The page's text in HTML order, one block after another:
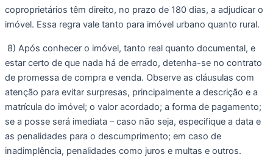
coproprietários têm direito, no prazo de 180 dias, a adjudicar o
imóvel. Essa regra vale tanto para imóvel urbano quanto rural.
estar certo de que nada há de errado, detenha-se no contrato
de promessa de compra e venda. Observe as cláusulas com
atenção para evitar surpresas, principalmente a descrição e a
matrícula do imóvel; o valor acordado; a forma de pagamento;
se a posse será imediata – caso não seja, especifique a data e
as penalidades para o descumprimento; em caso de
inadimplência, penalidades como juros e multas e outros.